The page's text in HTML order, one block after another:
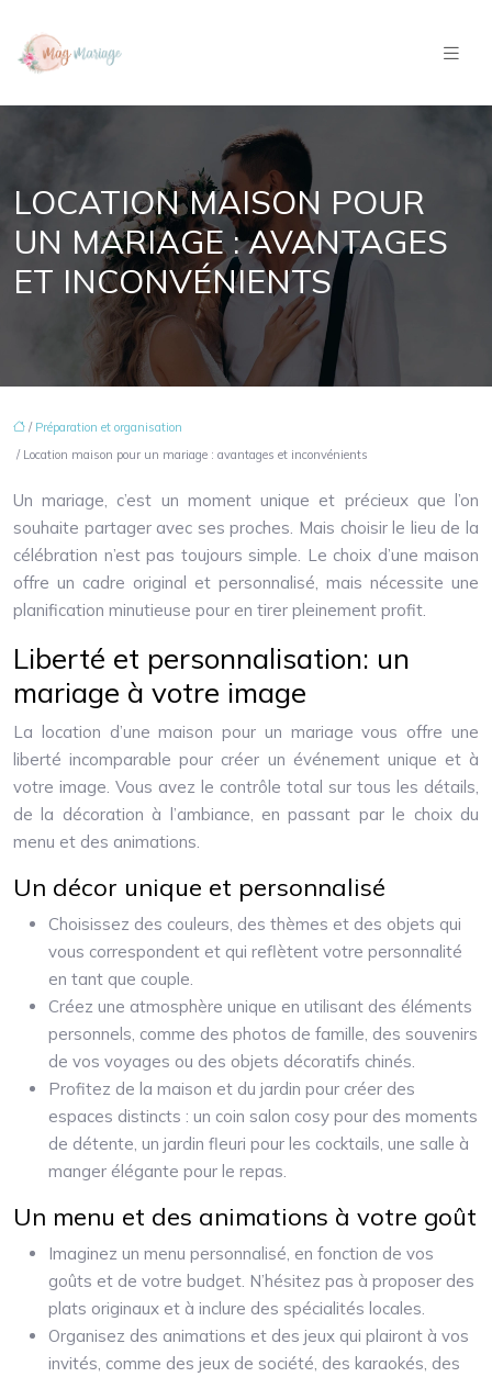
LOCATION MAISON POUR
UN MARIAGE : AVANTAGES
ET INCONVÉNIENTS
/ Préparation et organisation
/ Location maison pour un mariage : avantages et inconvénients
Un mariage, c’est un moment unique et précieux que l’on
souhaite partager avec ses proches. Mais choisir le lieu de la
célébration n’est pas toujours simple. Le choix d’une maison
offre un cadre original et personnalisé, mais nécessite une
planification minutieuse pour en tirer pleinement profit.
Liberté et personnalisation: un
mariage à votre image
La location d’une maison pour un mariage vous offre une
liberté incomparable pour créer un événement unique et à
votre image. Vous avez le contrôle total sur tous les détails,
de la décoration à l’ambiance, en passant par le choix du
menu et des animations.
Un décor unique et personnalisé
Choisissez des couleurs, des thèmes et des objets qui
vous correspondent et qui reflètent votre personnalité
en tant que couple.
Créez une atmosphère unique en utilisant des éléments
personnels, comme des photos de famille, des souvenirs
de vos voyages ou des objets décoratifs chinés.
Profitez de la maison et du jardin pour créer des
espaces distincts : un coin salon cosy pour des moments
de détente, un jardin fleuri pour les cocktails, une salle à
manger élégante pour le repas.
Un menu et des animations à votre goût
Imaginez un menu personnalisé, en fonction de vos
goûts et de votre budget. N’hésitez pas à proposer des
plats originaux et à inclure des spécialités locales.
Organisez des animations et des jeux qui plairont à vos
invités, comme des jeux de société, des karaokés, des